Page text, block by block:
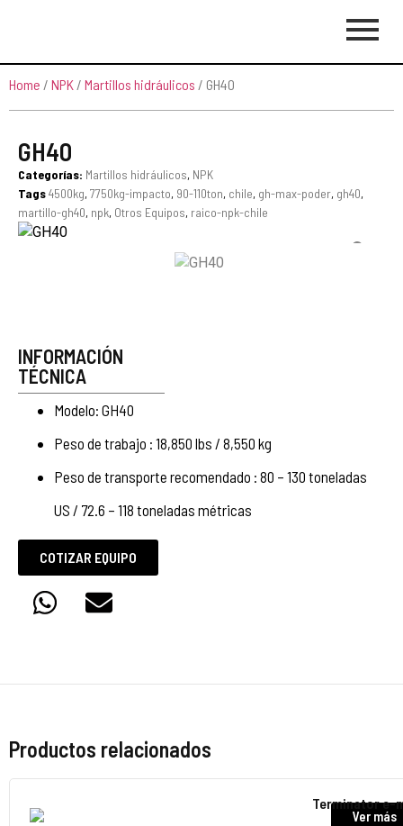
Home / NPK / Martillos hidráulicos / GH40
GH40
Categorías: Martillos hidráulicos, NPK
Tags4500kg, 7750kg-impacto, 90-110ton, chile, gh-max-poder, gh40,
martillo-gh40, npk, Otros Equipos, raico-npk-chile
INFORMACIÓN
TÉCNICA
Modelo: GH40
Peso de trabajo : 18,850 lbs / 8,550 kg
Peso de transporte recomendado : 80 – 130 toneladas
US / 72.6 – 118 toneladas métricas
COTIZAR EQUIPO
Productos relacionados
Terminator e-
Ver más